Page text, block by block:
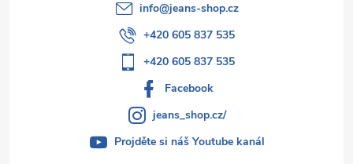
info@jeans-shop.cz
+420 605 837 535
+420 605 837 535
Facebook
jeans_shop.cz/
Projděte si náš Youtube kanál